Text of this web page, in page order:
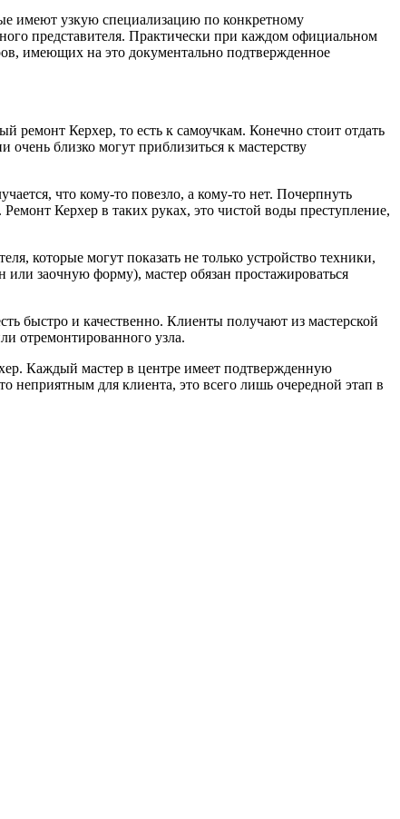
имеют узкую специализацию по конкретному
представителя. Практически при каждом официальном
имеющих на это документально подтвержденное
ремонт Керхер, то есть к самоучкам. Конечно стоит отдать
близко могут приблизиться к мастерству
что кому-то повезло, а кому-то нет. Почерпнуть
Керхер в таких руках, это чистой воды преступление,
которые могут показать не только устройство техники,
или заочную форму), мастер обязан простажироваться
быстро и качественно. Клиенты получают из мастерской
отремонтированного узла.
Каждый мастер в центре имеет подтвержденную
неприятным для клиента, это всего лишь очередной этап в